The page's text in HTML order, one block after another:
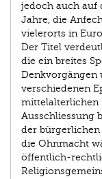
jedoch auch auf
Jahre, die
vielerorts in
Der Titel
die ein breites
Denkvorgängen
verschiedenen
mittelalterlichen
Ausschliessung
der bürgerlichen
die Ohnmacht
öffentlich-